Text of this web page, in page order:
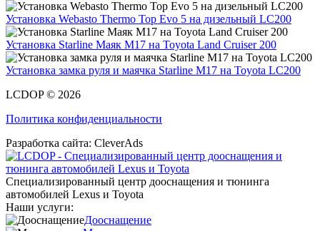
Установка Webasto Thermo Top Evo 5 на дизельный LC200
Установка Starline Маяк М17 на Toyota Land Cruiser 200
Установка замка руля и маячка Starline М17 на Toyota LC200
LCDOP © 2026
Политика конфиденциальности
Разработка сайта: CleverAds
Специализированный центр дооснащения и тюнинга
автомобилей Lexus и Toyota
Наши услуги:
Дооснащение